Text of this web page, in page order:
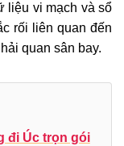
liệu vi mạch và sổ
rối liên quan đến
quan sân bay.
đi Úc trọn gói